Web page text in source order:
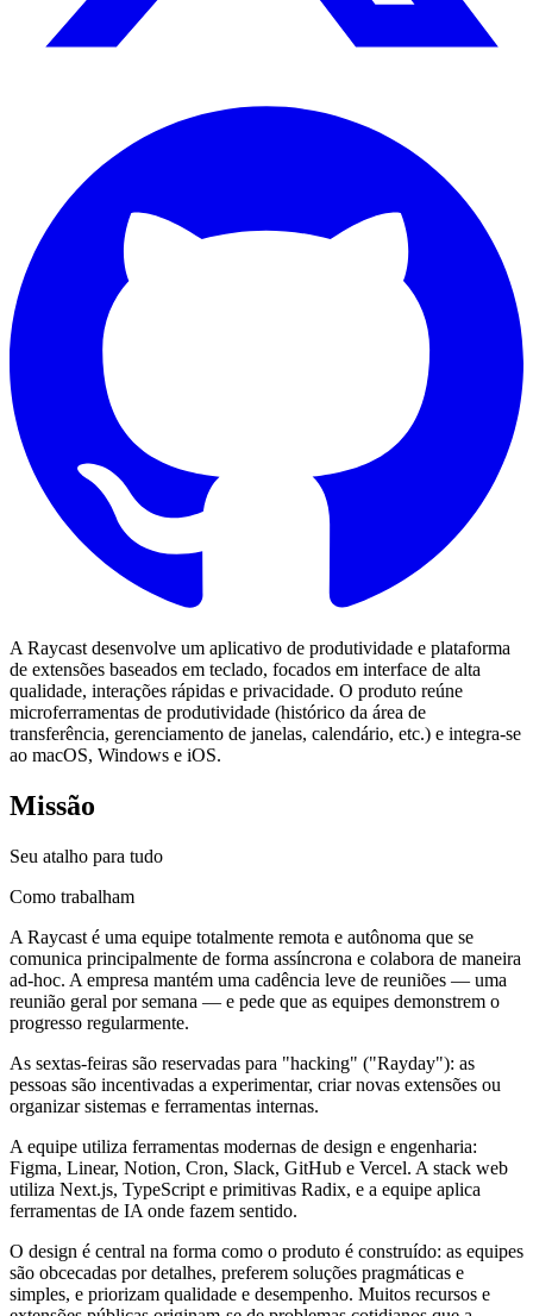
A Raycast desenvolve um aplicativo de produtividade e plataforma
de extensões baseados em teclado, focados em interface de alta
qualidade, interações rápidas e privacidade. O produto reúne
microferramentas de produtividade (histórico da área de
transferência, gerenciamento de janelas, calendário, etc.) e integra-se
ao macOS, Windows e iOS.
Missão
Seu atalho para tudo
Como trabalham
A Raycast é uma equipe totalmente remota e autônoma que se
comunica principalmente de forma assíncrona e colabora de maneira
ad-hoc. A empresa mantém uma cadência leve de reuniões — uma
reunião geral por semana — e pede que as equipes demonstrem o
progresso regularmente.
As sextas-feiras são reservadas para "hacking" ("Rayday"): as
pessoas são incentivadas a experimentar, criar novas extensões ou
organizar sistemas e ferramentas internas.
A equipe utiliza ferramentas modernas de design e engenharia:
Figma, Linear, Notion, Cron, Slack, GitHub e Vercel. A stack web
utiliza Next.js, TypeScript e primitivas Radix, e a equipe aplica
ferramentas de IA onde fazem sentido.
O design é central na forma como o produto é construído: as equipes
são obcecadas por detalhes, preferem soluções pragmáticas e
simples, e priorizam qualidade e desempenho. Muitos recursos e